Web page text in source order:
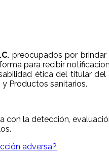
preocupados por brindar
para recibir
ética del titular
Productos sanitarios.
con la detección,
adversa?